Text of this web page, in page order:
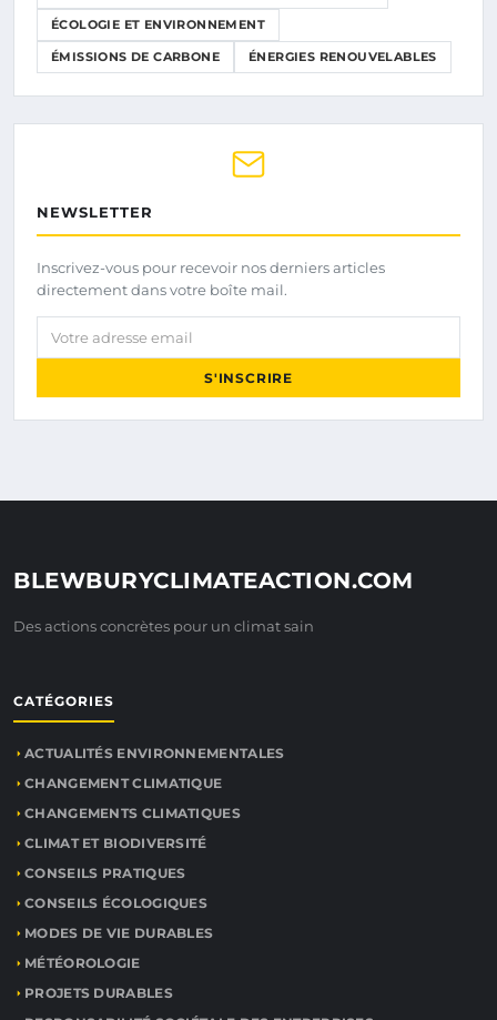
ÉCOLOGIE ET ENVIRONNEMENT
ÉMISSIONS DE CARBONE ÉNERGIES RENOUVELABLES
NEWSLETTER
Inscrivez-vous pour recevoir nos derniers articles
directement dans votre boîte mail.
Votre adresse email
S'INSCRIRE
BLEWBURYCLIMATEACTION.COM
Des actions concrètes pour un climat sain
CATÉGORIES
ACTUALITÉS ENVIRONNEMENTALES
CHANGEMENT CLIMATIQUE
CHANGEMENTS CLIMATIQUES
CLIMAT ET BIODIVERSITÉ
CONSEILS PRATIQUES
CONSEILS ÉCOLOGIQUES
MODES DE VIE DURABLES
MÉTÉOROLOGIE
PROJETS DURABLES